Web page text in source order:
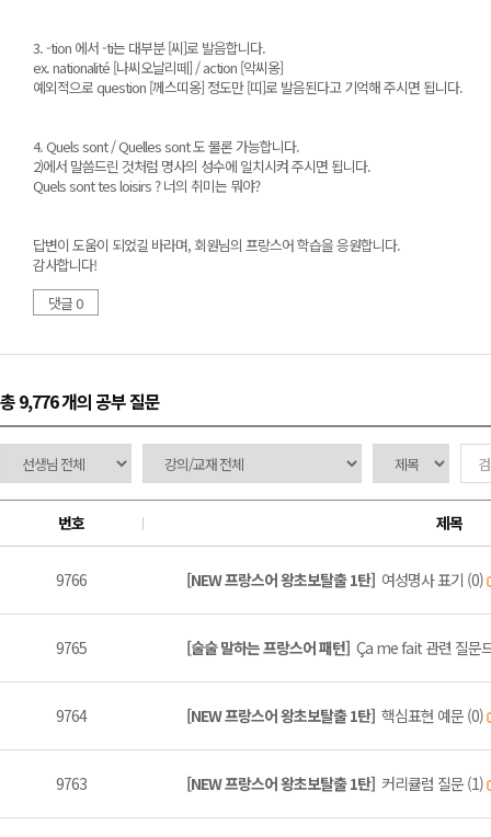
3. -tion 에서 -ti는 대부분 [씨]로 발음합니다.
ex. nationalité [나씨오날리떼] / action [악씨옹]
예외적으로 question [께스띠옹] 정도만 [띠]로 발음된다고 기억해 주시면 됩니다.
4. Quels sont / Quelles sont 도 물론 가능합니다.
2)에서 말씀드린 것처럼 명사의 성수에 일치시켜 주시면 됩니다.
Quels sont tes loisirs ? 너의 취미는 뭐야?
답변이 도움이 되었길 바라며, 회원님의 프랑스어 학습을 응원합니다.
감사합니다!
댓글 0
총 9,776 개의 공부 질문
번호 제목
9766 [NEW 프랑스어 왕초보탈출 1탄] 여성명사 표기 (0)
9765 [술술 말하는 프랑스어 패턴] Ça me fait 관련 질문
9764 [NEW 프랑스어 왕초보탈출 1탄] 핵심표현 예문 (0)
9763 [NEW 프랑스어 왕초보탈출 1탄] 커리큘럼 질문 (1)